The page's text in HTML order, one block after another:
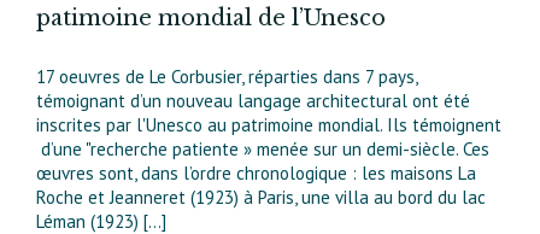
patimoine mondial de l’Unesco
17 oeuvres de Le Corbusier, réparties dans 7 pays,
témoignant d’un nouveau langage architectural ont été
inscrites par l'Unesco au patrimoine mondial. Ils témoignent
d’une "recherche patiente » menée sur un demi-siècle. Ces
œuvres sont, dans l’ordre chronologique : les maisons La
Roche et Jeanneret (1923) à Paris, une villa au bord du lac
Léman (1923) [...]